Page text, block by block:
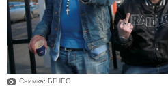
Снимка: БГНЕС